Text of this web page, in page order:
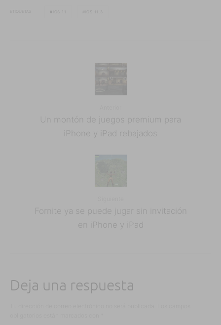
ETIQUETAS
Un montón de juegos premium para
iPhone y iPad rebajados
Fornite ya se puede jugar sin invitación
en iPhone y iPad
Deja una respuesta